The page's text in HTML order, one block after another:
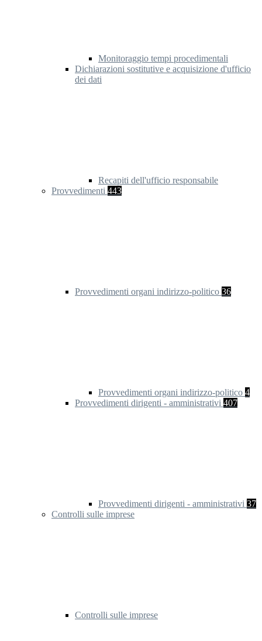
Monitoraggio tempi procedimentali
Dichiarazioni sostitutive e acquisizione d'ufficio
dei dati
Recapiti dell'ufficio responsabile
Provvedimenti 443
Provvedimenti organi indirizzo-politico 36
Provvedimenti organi indirizzo-politico 4
Provvedimenti dirigenti - amministrativi 407
Provvedimenti dirigenti - amministrativi 37
Controlli sulle imprese
Controlli sulle imprese